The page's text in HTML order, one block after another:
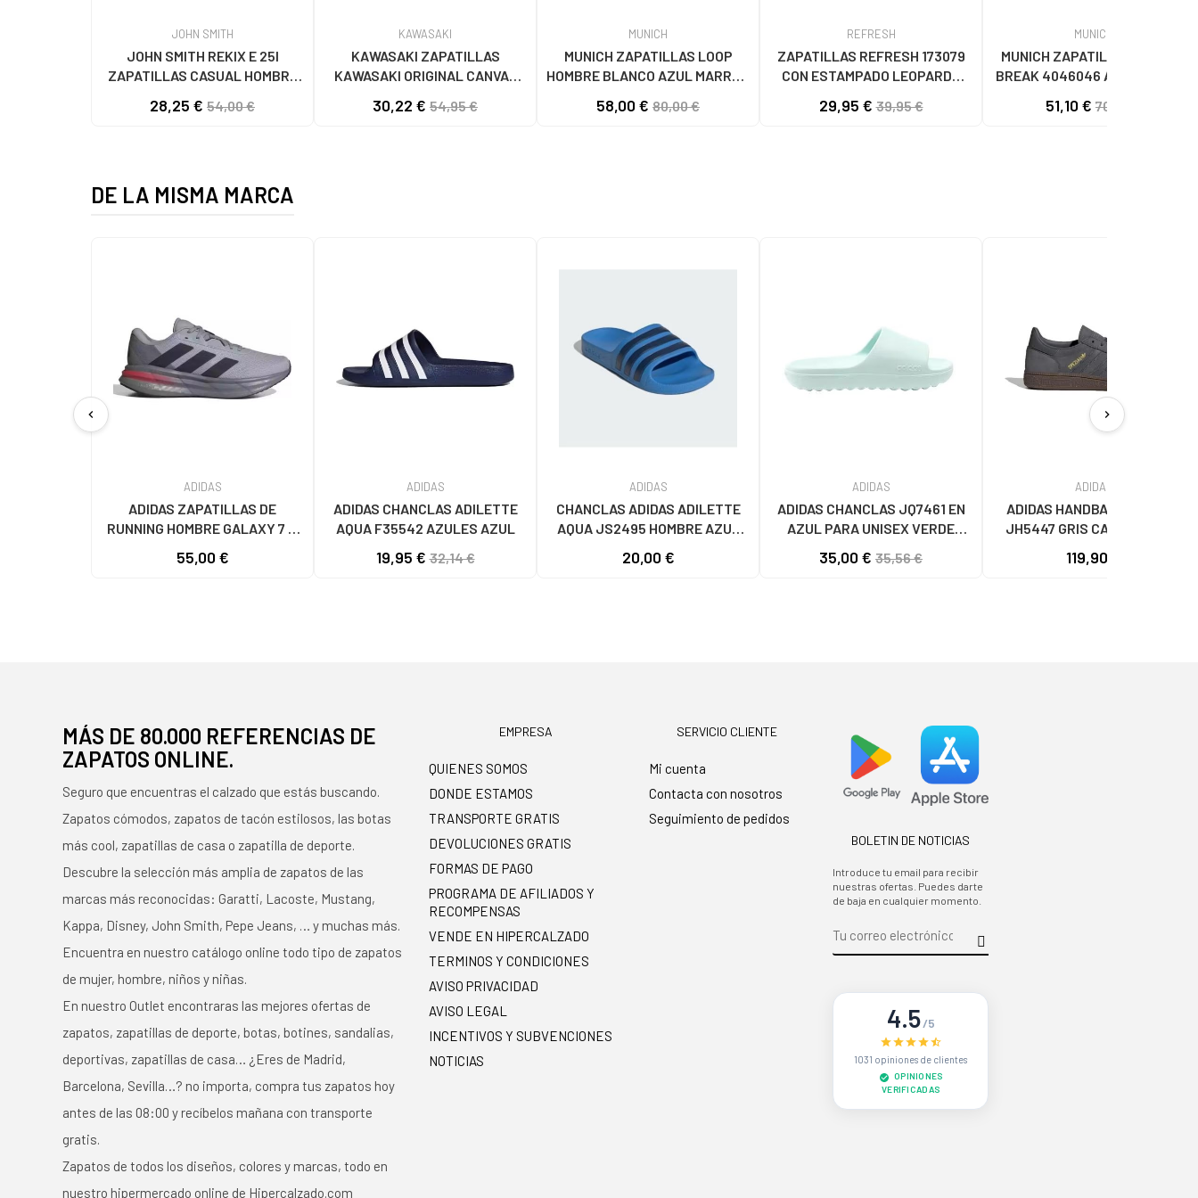
JOHN SMITH
JOHN SMITH REKIX E 25I
ZAPATILLAS CASUAL HOMBRE
28,25 € 54,00 €
KAWASAKI
KAWASAKI ZAPATILLAS
KAWASAKI ORIGINAL CANVAS
1001S BLACK SOLID
30,22 € 54,95 €
MUNICH
MUNICH ZAPATILLAS LOOP
HOMBRE BLANCO AZUL MARRÓN
58,00 € 80,00 €
REFRESH
ZAPATILLAS REFRESH 173079
CON ESTAMPADO LEOPARDO
29,95 €39,95 €
MUNICH
MUNICH ZAPATILLAS CASUAL
BREAK 4046046 AZUL46 AZUL
51,10 € 70,00 €
DE LA MISMA MARCA
chevron_left
ADIDAS
ADIDAS ZAPATILLAS DE
RUNNING HOMBRE GALAXY 7 M
55,00 €
ADIDAS
ADIDAS CHANCLAS ADILETTE
AQUA F35542 AZULES AZUL
19,95 €32,14 €
ADIDAS
CHANCLAS ADIDAS ADILETTE
AQUA JS2495 HOMBRE AZUL
20,00 €
ADIDAS
ADIDAS CHANCLAS JQ7461 EN
AZUL PARA UNISEX VERDE
35,00 € 35,56 €
ADIDAS
ADIDAS HANDBALL SPEZIAL
JH5447 GRIS CARBON GREY
119,90 €
chevron_right
MÁS DE 80.000 REFERENCIAS DE
ZAPATOS ONLINE.
Seguro que encuentras el calzado que estás buscando.
Zapatos cómodos, zapatos de tacón estilosos, las botas
más cool, zapatillas de casa o zapatilla de deporte.
Descubre la selección más amplia de zapatos de las
marcas más reconocidas: Garatti, Lacoste, Mustang,
Kappa, Disney, John Smith, Pepe Jeans, … y muchas más.
Encuentra en nuestro catálogo online todo tipo de zapatos
de mujer, hombre, niños y niñas.
En nuestro Outlet encontraras las mejores ofertas de
zapatos, zapatillas de deporte, botas, botines, sandalias,
deportivas, zapatillas de casa… ¿Eres de Madrid,
Barcelona, Sevilla…? no importa, compra tus zapatos hoy
antes de las 08:00 y recíbelos mañana con transporte
gratis.
Zapatos de todos los diseños, colores y marcas, todo en
nuestro hipermercado online de Hipercalzado.com
EMPRESA
QUIENES SOMOS
DONDE ESTAMOS
TRANSPORTE GRATIS
DEVOLUCIONES GRATIS
FORMAS DE PAGO
PROGRAMA DE AFILIADOS Y
RECOMPENSAS
VENDE EN HIPERCALZADO
TERMINOS Y CONDICIONES
AVISO PRIVACIDAD
AVISO LEGAL
INCENTIVOS Y SUBVENCIONES
NOTICIAS
SERVICIO CLIENTE
Mi cuenta
Contacta con nosotros
Seguimiento de pedidos
BOLETIN DE NOTICIAS
Introduce tu email para recibir
nuestras ofertas. Puedes darte
de baja en cualquier momento.
4.5/5
1031 opiniones de clientes
OPINIONES
VERIFICADAS